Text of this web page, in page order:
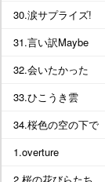
30.涙サプライズ!
31.言い訳Maybe
32.会いたかった
33.ひこうき雲
34.桜色の空の下で
1.overture